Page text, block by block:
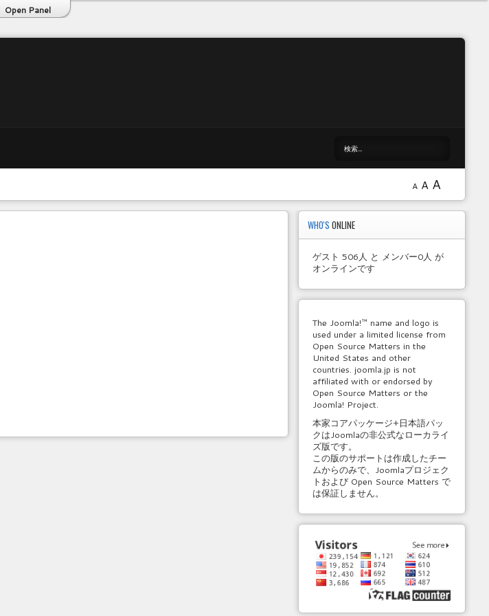
Open Panel
A A A
WHO'SONLINE
ゲスト 506人 と メンバー0人 が
オンラインです
The Joomla!™ name and logo is
used under a limited license from
Open Source Matters in the
United States and other
countries. joomla.jp is not
affiliated with or endorsed by
Open Source Matters or the
Joomla! Project.
本家コアパッケージ+日本語パッ
クはJoomlaの非公式なローカライ
ズ版です。
この版のサポートは作成したチー
ムからのみで、Joomlaプロジェク
トおよび Open Source Matters で
は保証しません。